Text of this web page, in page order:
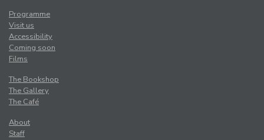
Programme
Visit us
Accessibility
Coming soon
Films
The Bookshop
The Gallery
The Café
About
Staff